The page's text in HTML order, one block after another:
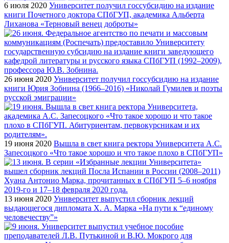
6 июля 2020 Университет получил госсубсидию на издание
книги Почетного доктора СПбГУП, академика Альберта
Лиханова «Терновый венец доброты»
26 июня 2020 Университет получил госсубсидию на издание
книги Юрия Зобнина (1966–2016) «Николай Гумилев и поэты
русской эмиграции»
19 июня 2020 Вышла в свет книга ректора Университета А.С.
Запесоцкого «Что такое хорошо и что такое плохо в СПбГУП»
13 июня 2020 Университет выпустил сборник лекций
выдающегося дипломата Х. А. Марка «На пути к “единому
человечеству”»